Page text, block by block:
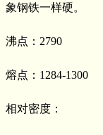
象钢铁一样硬。
沸点：2790
熔点：1284-1300
相对密度：